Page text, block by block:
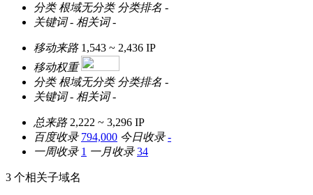
分类 根域无分类 分类排名 -
关键词 - 相关词 -
移动来路 1,543 ~ 2,436 IP
移动权重
分类 根域无分类 分类排名 -
关键词 - 相关词 -
总来路 2,222 ~ 3,296 IP
百度收录 794,000 今日收录 -
一周收录 1 一月收录 34
3 个相关子域名